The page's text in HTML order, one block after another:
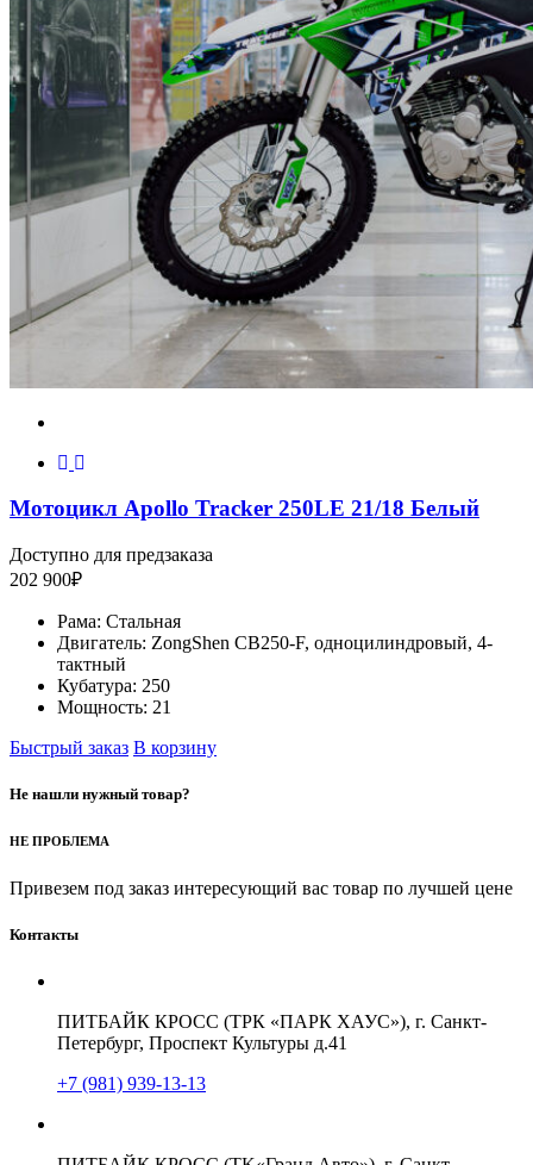
Мотоцикл Apollo Tracker 250LE 21/18 Белый
Доступно для предзаказа
202 900₽
Рама: Стальная
Двигатель: ZongShen CB250-F, одноцилиндровый, 4-
тактный
Кубатура: 250
Мощность: 21
Быстрый заказ В корзину
Не нашли нужный товар?
НЕ ПРОБЛЕМА
Привезем под заказ интересующий вас товар по лучшей цене
Контакты
ПИТБАЙК КРОСС (ТРК «ПАРК ХАУС»), г. Санкт-
Петербург, Проспект Культуры д.41
+7 (981) 939-13-13